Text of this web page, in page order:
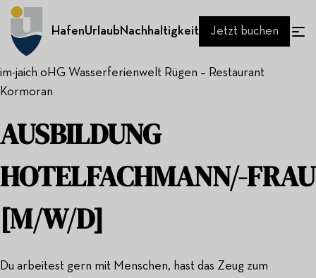
HafenUrlaubNachhaltigkeit Jetzt buchen
im-jaich oHG Wasserferienwelt Rügen – Restaurant
Kormoran
AUSBILDUNG
HOTELFACHMANN/-FRAU
[M/W/D]
Du arbeitest gern mit Menschen, hast das Zeug zum